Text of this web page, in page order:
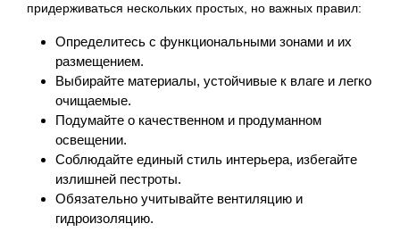
придерживаться нескольких простых, но важных правил:
Определитесь с функциональными зонами и их
размещением.
Выбирайте материалы, устойчивые к влаге и легко
очищаемые.
Подумайте о качественном и продуманном
освещении.
Соблюдайте единый стиль интерьера, избегайте
излишней пестроты.
Обязательно учитывайте вентиляцию и
гидроизоляцию.